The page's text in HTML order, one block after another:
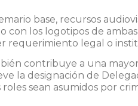
base, recursos
con los logotipos de
requerimiento legal o
contribuye a una
la designación de
sean asumidos por